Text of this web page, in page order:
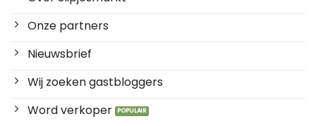
Onze partners
Nieuwsbrief
Wij zoeken gastbloggers
Word verkoper